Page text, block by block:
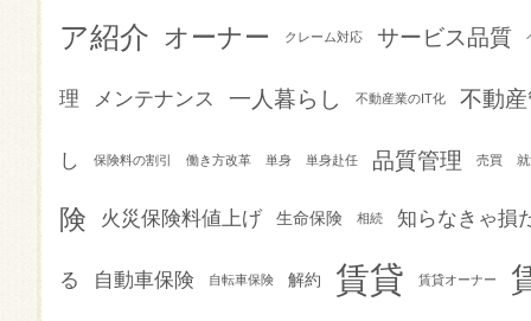
ア紹介 オーナー クレーム対応 サービス品質
理 メンテナンス 一人暮らし 不動産業のIT化 不動
し 保険料の割引 働き方改革 単身 単身赴任 品質管理 売買
険 火災保険料値上げ 生命保険 相続 知らなきゃ損
る 自動車保険 自転車保険 解約 賃貸 賃貸オーナー